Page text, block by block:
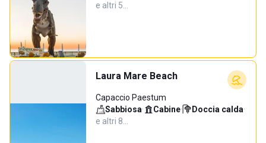
e altri 5…
Laura Mare Beach
Capaccio Paestum
Sabbiosa· Cabine· Doccia calda·
e altri 8…